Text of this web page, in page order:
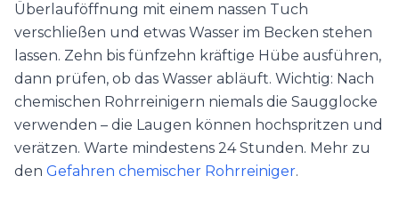
Überlauföffnung mit einem nassen Tuch
verschließen und etwas Wasser im Becken stehen
lassen. Zehn bis fünfzehn kräftige Hübe ausführen,
dann prüfen, ob das Wasser abläuft. Wichtig: Nach
chemischen Rohrreinigern niemals die Saugglocke
verwenden – die Laugen können hochspritzen und
verätzen. Warte mindestens 24 Stunden. Mehr zu
den Gefahren chemischer Rohrreiniger.